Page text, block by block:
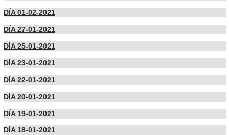
DÍA 01-02-2021
DÍA 27-01-2021
DÍA 25-01-2021
DÍA 23-01-2021
DÍA 22-01-2021
DÍA 20-01-2021
DÍA 19-01-2021
DÍA 18-01-2021